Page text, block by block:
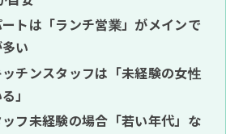
トは「ランチ営業」がメインで
い
チンスタッフは「未経験の女性
」
フ未経験の場合「若い年代」な